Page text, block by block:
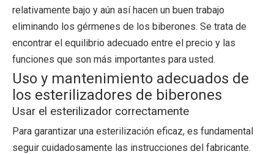
relativamente bajo y aún así hacen un buen trabajo
eliminando los gérmenes de los biberones. Se trata de
encontrar el equilibrio adecuado entre el precio y las
funciones que son más importantes para usted.
Uso y mantenimiento adecuados de
los esterilizadores de biberones
Usar el esterilizador correctamente
Para garantizar una esterilización eficaz, es fundamental
seguir cuidadosamente las instrucciones del fabricante.